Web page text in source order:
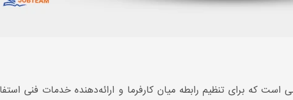
که برای تنظیم رابطه میان کارفرما و ارائه‌دهنده خدمات فنی